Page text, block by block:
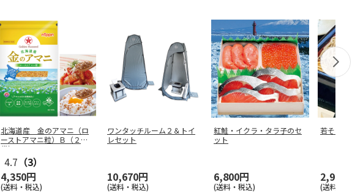
北海道産 金のアマニ（ロ
ーストアマニ粒）Ｂ（２
袋）
4.7 （3）
4,350円
(送料・税込)
ワンタッチルーム２＆トイ
レセット
10,670円
(送料・税込)
紅鮭・イクラ・タラ子のセ
ット
6,800円
(送料・税込)
若そば
2,900円
(送料・税込)